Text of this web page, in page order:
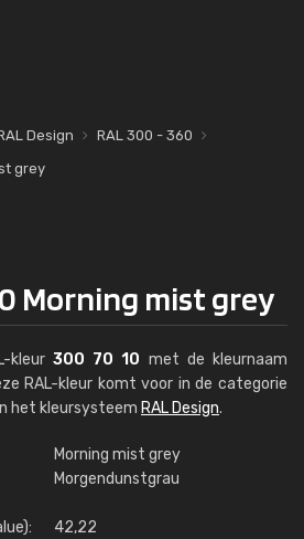
Design
RAL 300 - 360
grey
Morning mist grey
kleur 300 70 10 met de kleurnaam
RAL-kleur komt voor in de categorie
het kleursysteem RAL Design.
Morning mist grey
Morgendunstgrau
42,22